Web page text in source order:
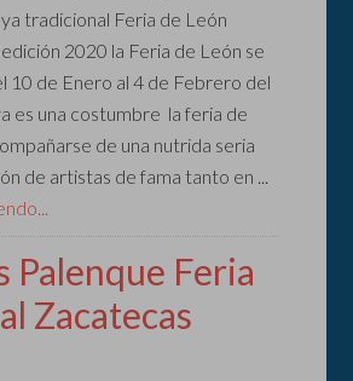
tradicional Feria de León
2020 la Feria de León se
10 de Enero al 4 de Febrero del
es una costumbre la feria de
de una nutrida seria
de artistas de fama tanto en ...
Palenque Feria
Zacatecas